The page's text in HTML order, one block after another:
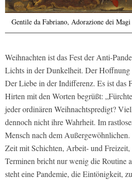
Gentile da Fabriano, Adorazione dei
Weihnachten ist das Fest der Anti-
Lichts in der Dunkelheit. Der
Der Liebe in der Indifferenz. Es ist das
Hirten mit den Worten begrüßt:
jeder ordinären Weihnachtspredigt?
dennoch nicht ihre Wahrheit. Im
Mensch nach dem
Zeit mit Schichten, Arbeit- und
Terminen bricht nur wenig die Routine
steht eine Pandemie, die Eintönigkeit,